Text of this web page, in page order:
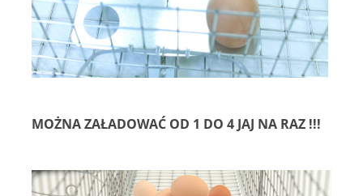
MOŻNA ZAŁADOWAĆ OD 1 DO 4 JAJ NA RAZ !!!